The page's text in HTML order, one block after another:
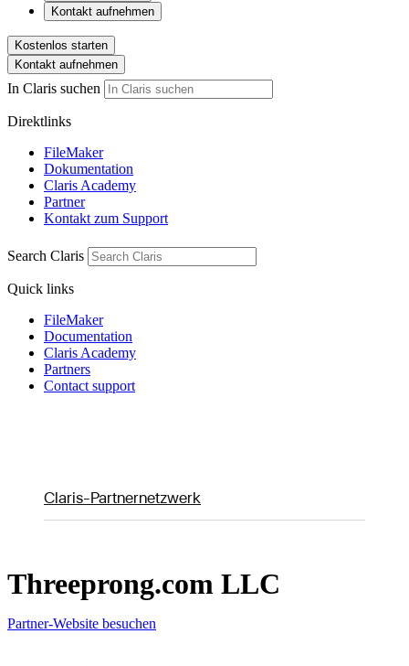
Kontakt aufnehmen
Kostenlos starten
Kontakt aufnehmen
In Claris suchen
Direktlinks
FileMaker
Dokumentation
Claris Academy
Partner
Kontakt zum Support
Search Claris
Quick links
FileMaker
Documentation
Claris Academy
Partners
Contact support
Claris-Partnernetzwerk
Threeprong.com LLC
Partner-Website besuchen